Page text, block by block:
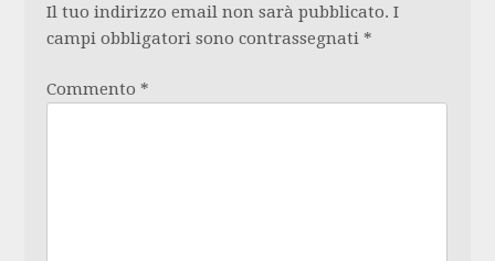
Il tuo indirizzo email non sarà pubblicato. I
campi obbligatori sono contrassegnati *
Commento *